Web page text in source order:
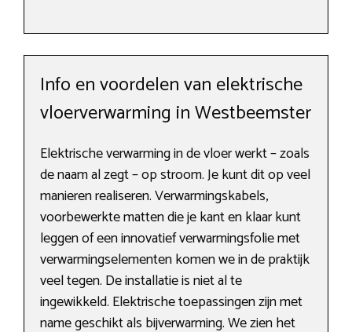
Info en voordelen van elektrische
vloerverwarming in Westbeemster
Elektrische verwarming in de vloer werkt – zoals
de naam al zegt – op stroom. Je kunt dit op veel
manieren realiseren. Verwarmingskabels,
voorbewerkte matten die je kant en klaar kunt
leggen of een innovatief verwarmingsfolie met
verwarmingselementen komen we in de praktijk
veel tegen. De installatie is niet al te
ingewikkeld. Elektrische toepassingen zijn met
name geschikt als bijverwarming. We zien het